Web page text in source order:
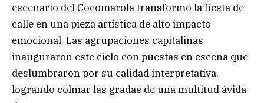
escenario del Cocomarola transformó la fiesta de
calle en una pieza artística de alto impacto
emocional. Las agrupaciones capitalinas
inauguraron este ciclo con puestas en escena que
deslumbraron por su calidad interpretativa,
logrando colmar las gradas de una multitud ávida